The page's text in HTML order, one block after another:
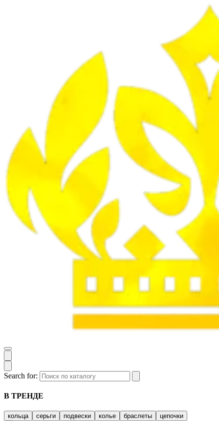
Search for:
В ТРЕНДЕ
кольца серьги подвески колье браслеты цепочки